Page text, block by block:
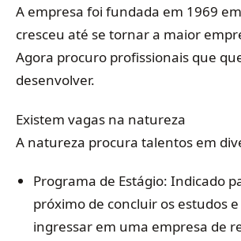
A empresa foi fundada em 1969
cresceu até se tornar a maior
Agora procuro profissionais que
desenvolver.
Existem vagas na natureza
A natureza procura talentos em
Programa de Estágio: Indicado
próximo de concluir os estudos
ingressar em uma empresa de